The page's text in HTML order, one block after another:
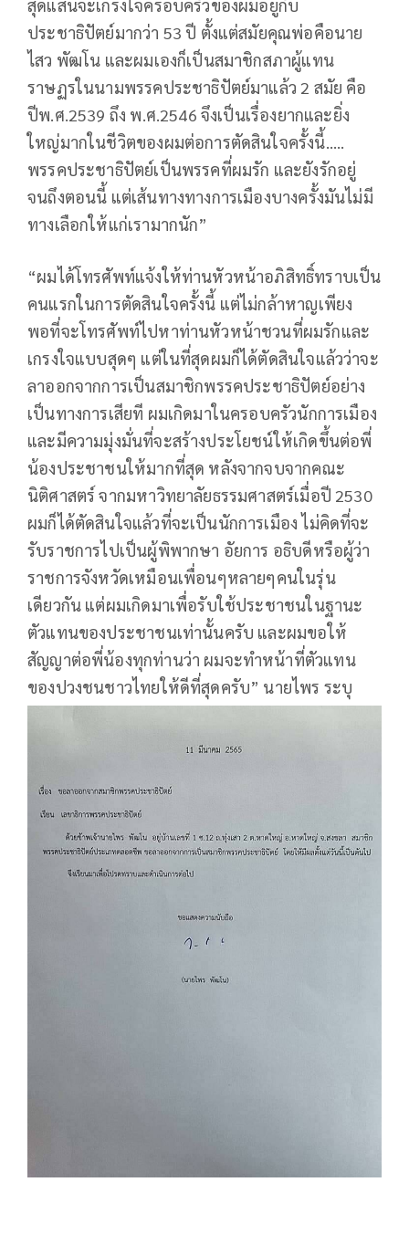
สุดแสนจะเกรงใจครอบครัวของผมอยู่กับ
ประชาธิปัตย์มากว่า 53 ปี ตั้งแต่สมัยคุณพ่อคือนาย
ไสว พัฒโน และผมเองก็เป็นสมาชิกสภาผู้แทน
ราษฏรในนามพรรคประชาธิปัตย์มาแล้ว 2 สมัย คือ
ปีพ.ศ.2539 ถึง พ.ศ.2546 จึงเป็นเรื่องยากและยิ่ง
ใหญ่มากในชีวิตของผมต่อการตัดสินใจครั้งนี้…..
พรรคประชาธิปัตย์เป็นพรรคที่ผมรัก และยังรักอยู่
จนถึงตอนนี้ แต่เส้นทางทางการเมืองบางครั้งมันไม่มี
ทางเลือกให้แก่เรามากนัก”
“ผมได้โทรศัพท์แจ้งให้ท่านหัวหน้าอภิสิทธิ์ทราบเป็น
คนแรกในการตัดสินใจครั้งนี้ แต่ไม่กล้าหาญเพียง
พอที่จะโทรศัพท์ไปหาท่านหัวหน้าชวนที่ผมรักและ
เกรงใจแบบสุดๆ แต่ในที่สุดผมก็ได้ตัดสินใจแล้วว่าจะ
ลาออกจากการเป็นสมาชิกพรรคประชาธิปัตย์อย่าง
เป็นทางการเสียที ผมเกิดมาในครอบครัวนักการเมือง
และมีความมุ่งมั่นที่จะสร้างประโยชน์ให้เกิดขึ้นต่อพี่
น้องประชาชนให้มากที่สุด หลังจากจบจากคณะ
นิติศาสตร์ จากมหาวิทยาลัยธรรมศาสตร์เมื่อปี 2530
ผมก็ได้ตัดสินใจแล้วที่จะเป็นนักการเมือง ไม่คิดที่จะ
รับราชการไปเป็นผู้พิพากษา อัยการ อธิบดีหรือผู้ว่า
ราชการจังหวัดเหมือนเพื่อนๆหลายๆคนในรุ่น
เดียวกัน แต่ผมเกิดมาเพื่อรับใช้ประชาชนในฐานะ
ตัวแทนของประชาชนเท่านั้นครับ และผมขอให้
สัญญาต่อพี่น้องทุกท่านว่า ผมจะทำหน้าที่ตัวแทน
ของปวงชนชาวไทยให้ดีที่สุดครับ” นายไพร ระบุ